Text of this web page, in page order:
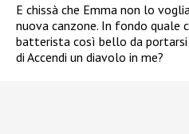
E chissà che Emma non lo
nuova canzone. In fondo quale
batterista così bello da
di Accendi un diavolo in me?